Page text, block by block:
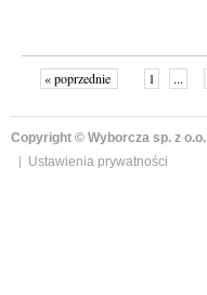
« poprzednie 1 ...
Copyright © Wyborcza sp. z o.o.
Ustawienia prywatności